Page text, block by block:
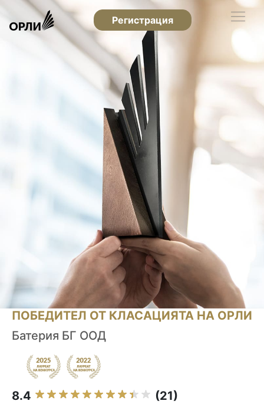
Регистрация
ПОБЕДИТЕЛ ОТ КЛАСАЦИЯТА НА ОРЛИ
Батерия БГ ООД
8.4 (21)